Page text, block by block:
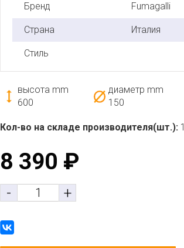
Бренд Fumagalli
Страна Италия
Стиль
высота mm
600
диаметр mm
150
Кол-во на складе производителя(шт.): 1
8 390 ₽
- +